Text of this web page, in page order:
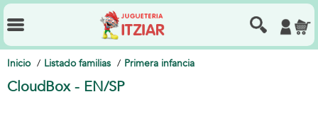
Inicio Listado familias Primera infancia
CloudBox - EN/SP